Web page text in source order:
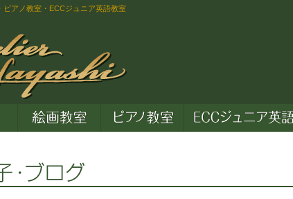
ピアノ教室・ECCジュニア英語教室